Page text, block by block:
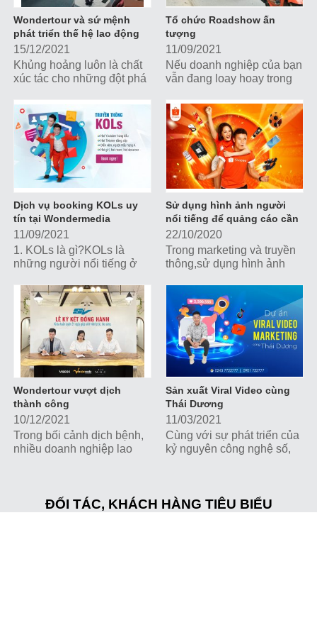
Wondertour và sứ mệnh
phát triển thế hệ lao động
mới
15/12/2021
Khủng hoảng luôn là chất
xúc tác cho những đột phá
là thời gian vàng để...
Tổ chức Roadshow ấn
tượng
11/09/2021
Nếu doanh nghiệp của bạn
vẫn đang loay hoay trong
thì hãy cùng Wondermedia
tìm hiểu rõ hơn về
Roadshow...
Dịch vụ booking KOLs uy
tín tại Wondermedia
11/09/2021
1. KOLs là gì?KOLs là
những người nổi tiếng ở
có hàng trăm ngàn lượt
theo dõi trên mạng xã hội
và tiếng nói...
Sử dụng hình ảnh người
nổi tiếng để quảng cáo cần
lưu ý những gì?
22/10/2020
Trong marketing và truyền
thông,sử dụng hình ảnh
những hiệu quả nhất định,
giúp cho...
Wondertour vượt dịch
thành công
10/12/2021
Trong bối cảnh dịch bệnh,
nhiều doanh nghiệp lao
tháng 8/2020 - thời điểm
dịch Covid-19 diễn biến
Sản xuất Viral Video cùng
Thái Dương
11/03/2021
Cùng với sự phát triển của
kỷ nguyên công nghệ số,
cực...
ĐỐI TÁC, KHÁCH HÀNG TIÊU BIỂU